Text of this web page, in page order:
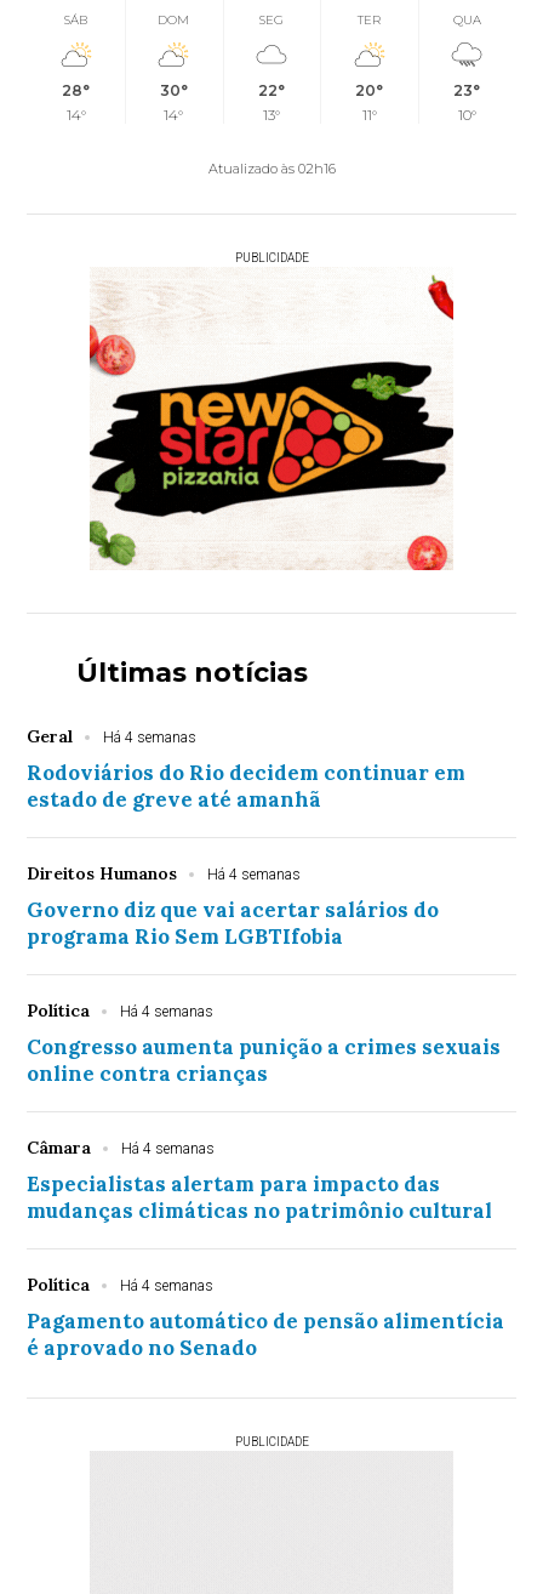
SÁB
28°
14°
DOM
30°
14°
SEG
22°
13°
TER
20°
11°
QUA
23°
10°
Atualizado às 02h16
PUBLICIDADE
Últimas notícias
Geral Há 4 semanas
Rodoviários do Rio decidem continuar em
estado de greve até amanhã
Direitos Humanos Há 4 semanas
Governo diz que vai acertar salários do
programa Rio Sem LGBTIfobia
Política Há 4 semanas
Congresso aumenta punição a crimes sexuais
online contra crianças
Câmara Há 4 semanas
Especialistas alertam para impacto das
mudanças climáticas no patrimônio cultural
Política Há 4 semanas
Pagamento automático de pensão alimentícia
é aprovado no Senado
PUBLICIDADE